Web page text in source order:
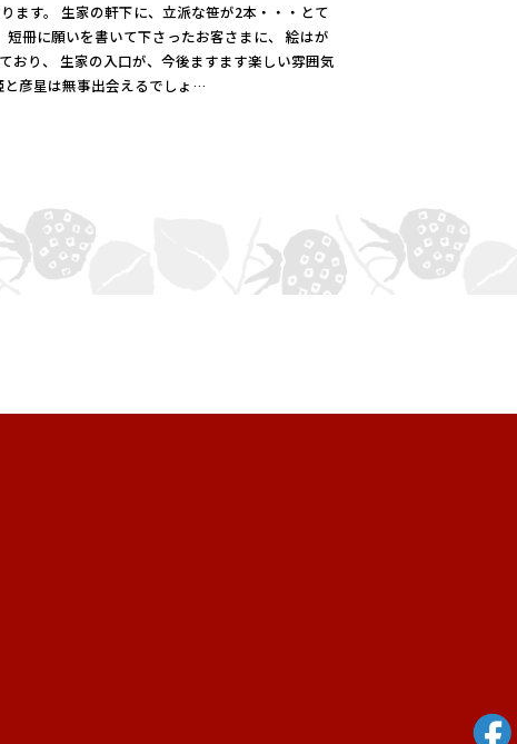
ます。 生家の軒下に、立派な笹が2本・・・とて
冊に願いを書いて下さったお客さまに、 絵はが
おり、 生家の入口が、今後ますます楽しい雰囲気
と彦星は無事出会えるでしょ…